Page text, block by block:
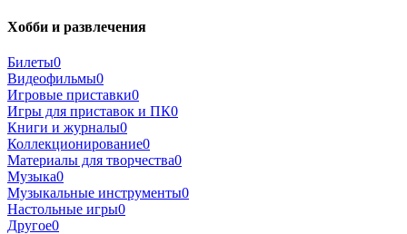
Хобби и развлечения
Билеты0
Видеофильмы0
Игровые приставки0
Игры для приставок и ПК0
Книги и журналы0
Коллекционирование0
Материалы для творчества0
Музыка0
Музыкальные инструменты0
Настольные игры0
Другое0